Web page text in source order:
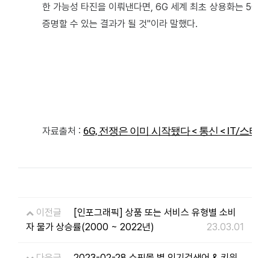
한 가능성 타진을 이뤄낸다면, 6G 세계 최초 상용화는 5G
증명할 수 있는 결과가 될 것"이라 말했다.
자료출처 : 6G, 전쟁은 이미 시작됐다 < 통신 < IT/스타
이전글
[인포그래픽] 상품 또는 서비스 유형별 소비
자 물가 상승률(2000 ~ 2022년)
23.03.01